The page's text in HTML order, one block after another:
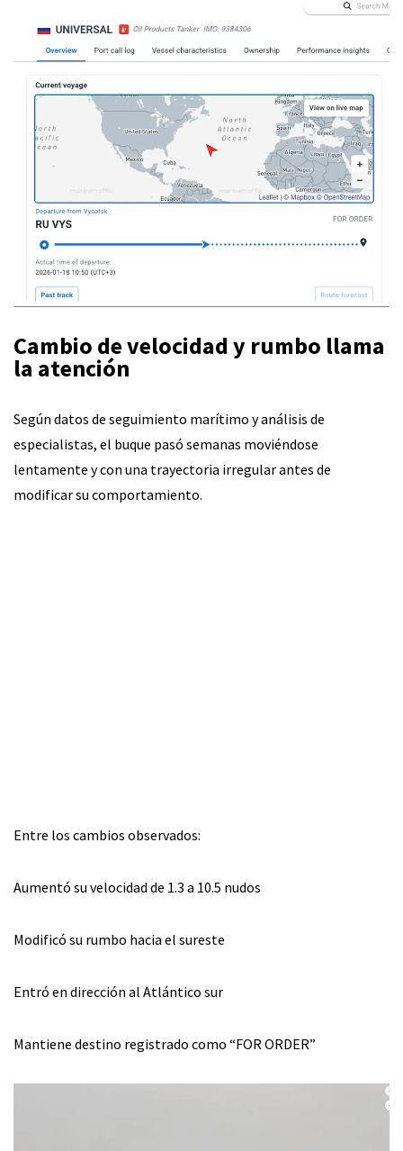
Cambio de velocidad y rumbo llama
la atención
Según datos de seguimiento marítimo y análisis de
especialistas, el buque pasó semanas moviéndose
lentamente y con una trayectoria irregular antes de
modificar su comportamiento.
Entre los cambios observados:
Aumentó su velocidad de 1.3 a 10.5 nudos
Modificó su rumbo hacia el sureste
Entró en dirección al Atlántico sur
Mantiene destino registrado como “FOR ORDER”